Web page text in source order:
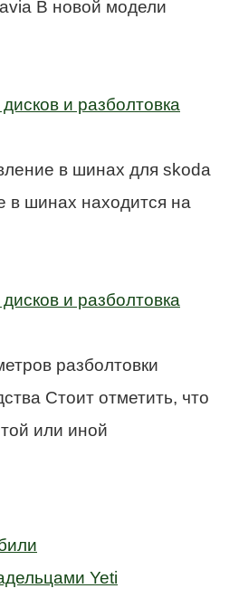
В новой модели
и разболтовка
в шинах для skoda
в шинах находится на
и разболтовка
разболтовки
Стоит отметить, что
или иной
Yeti